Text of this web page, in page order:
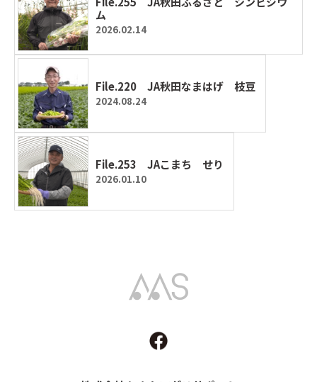
ム
2026.02.14
File.220 JA秋田なまはげ 枝豆
2024.08.24
File.253 JAこまち せり
2026.01.10